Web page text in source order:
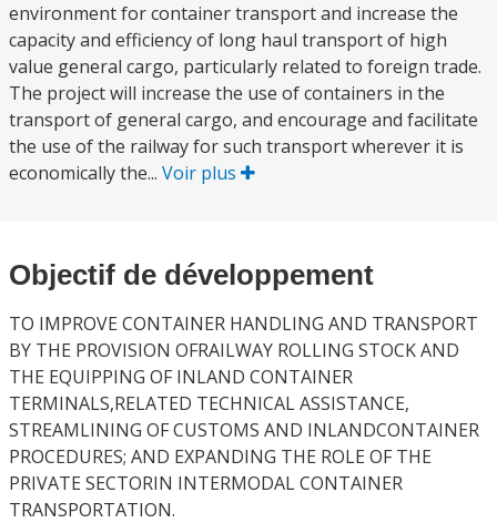
environment for container transport and increase the
capacity and efficiency of long haul transport of high
value general cargo, particularly related to foreign trade.
The project will increase the use of containers in the
transport of general cargo, and encourage and facilitate
the use of the railway for such transport wherever it is
economically the... Voir plus
Objectif de développement
TO IMPROVE CONTAINER HANDLING AND TRANSPORT
BY THE PROVISION OFRAILWAY ROLLING STOCK AND
THE EQUIPPING OF INLAND CONTAINER
TERMINALS,RELATED TECHNICAL ASSISTANCE,
STREAMLINING OF CUSTOMS AND INLANDCONTAINER
PROCEDURES; AND EXPANDING THE ROLE OF THE
PRIVATE SECTORIN INTERMODAL CONTAINER
TRANSPORTATION.